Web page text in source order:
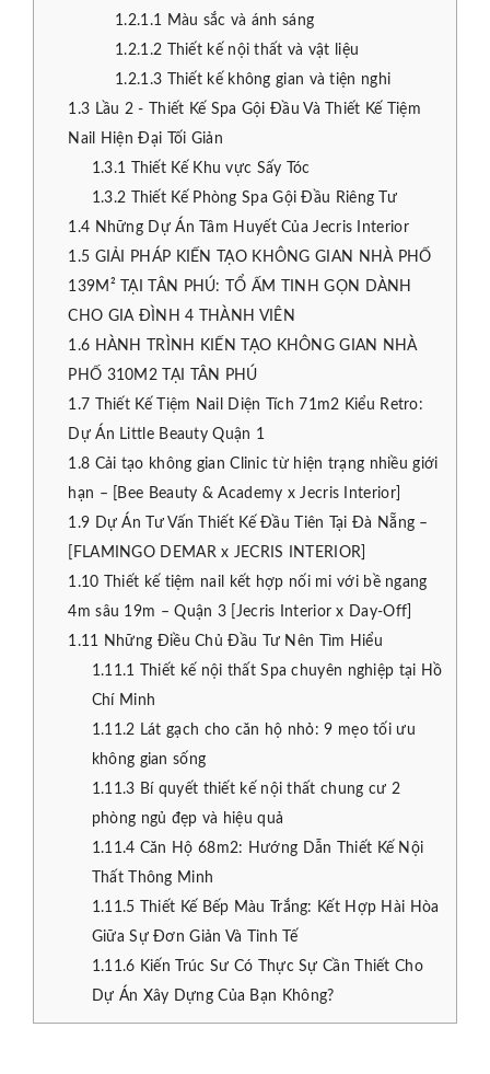
1.2.1.1
Màu sắc và ánh sáng
1.2.1.2 Thiết kế nội thất và vật liệu
1.2.1.3 Thiết kế không gian và tiện nghi
1.3 Lầu 2 - Thiết Kế Spa Gội Đầu Và Thiết Kế Tiệm
Nail Hiện Đại Tối Giản
1.3.1
Thiết Kế Khu vực Sấy Tóc
1.3.2 Thiết Kế Phòng Spa Gội Đầu Riêng Tư
1.4 Những Dự Án Tâm Huyết Của Jecris Interior
1.5 GIẢI PHÁP KIẾN TẠO KHÔNG GIAN NHÀ PHỐ
139M² TẠI TÂN PHÚ: TỔ ẤM TINH GỌN DÀNH
CHO GIA ĐÌNH 4 THÀNH VIÊN
1.6 HÀNH TRÌNH KIẾN TẠO KHÔNG GIAN NHÀ
PHỐ 310M2 TẠI TÂN PHÚ
1.7 Thiết Kế Tiệm Nail Diện Tích 71m2 Kiểu Retro:
Dự Án Little Beauty Quận 1
1.8 Cải tạo không gian Clinic từ hiện trạng nhiều giới
hạn – [Bee Beauty & Academy x Jecris Interior]
1.9 Dự Án Tư Vấn Thiết Kế Đầu Tiên Tại Đà Nẵng –
[FLAMINGO DEMAR x JECRIS INTERIOR]
1.10 Thiết kế tiệm nail kết hợp nối mi với bề ngang
4m sâu 19m – Quận 3 [Jecris Interior x Day-Off]
1.11
Những Điều Chủ Đầu Tư Nên Tìm Hiểu
1.11.1
Thiết kế nội thất Spa chuyên nghiệp tại Hồ
Chí Minh
1.11.2
Lát gạch cho căn hộ nhỏ: 9 mẹo tối ưu
không gian sống
1.11.3 Bí quyết thiết kế nội thất chung cư 2
phòng ngủ đẹp và hiệu quả
1.11.4 Căn Hộ 68m2: Hướng Dẫn Thiết Kế Nội
Thất Thông Minh
1.11.5 Thiết Kế Bếp Màu Trắng: Kết Hợp Hài Hòa
Giữa Sự Đơn Giản Và Tinh Tế
1.11.6 Kiến Trúc Sư Có Thực Sự Cần Thiết Cho
Dự Án Xây Dựng Của Bạn Không?